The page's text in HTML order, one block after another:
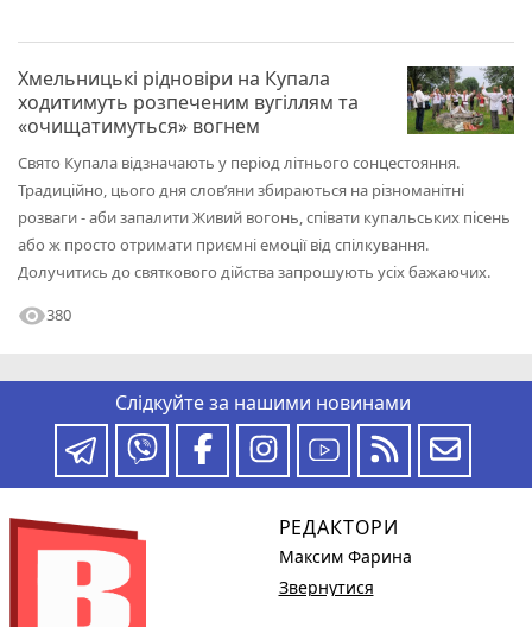
Хмельницькі рідновіри на Купала
ходитимуть розпеченим вугіллям та
«очищатимуться» вогнем
Свято Купала відзначають у період літнього сонцестояння.
Традиційно, цього дня слов’яни збираються на різноманітні
розваги - аби запалити Живий вогонь, співати купальських пісень
або ж просто отримати приємні емоції від спілкування.
Долучитись до святкового дійства запрошують усіх бажаючих.
visibility380
Слідкуйте за нашими новинами
РЕДАКТОРИ
Максим Фарина
Звернутися